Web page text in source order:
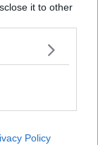
it to other
Policy